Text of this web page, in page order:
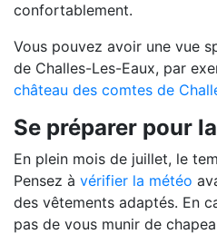
confortablement.
Vous pouvez avoir une vue
de Challes-Les-Eaux, par
château des comtes de
Se préparer pour
En plein mois de juillet, le
Pensez à vérifier la météo
des vêtements adaptés. En
pas de vous munir de